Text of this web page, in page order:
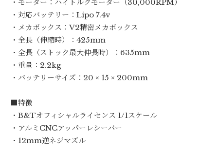
・モーター：ハイトルクモーター（30,000RPM）
・対応バッテリー：Lipo 7.4v
・メカボックス：V2精密メカボックス
・全長（伸縮時）：425mm
・全長（ストック最大伸長時）：635mm
・重量：2.2kg
・バッテリーサイズ：20 × 15 × 200mm
■特徴
・B&Tオフィシャルライセンス 1/1スケール
・アルミCNCアッパーレシーバー
・12mm逆ネジマズル